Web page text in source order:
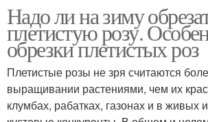
Надо ли на зиму
плетистую розу.
обрезки плетистых роз
Плетистые розы не зря считаются
выращивании растениями, чем их
клумбах, рабатках, газонах и в живых